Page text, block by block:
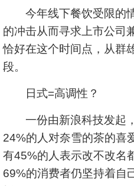
今年线下餐饮受限的情
的冲击从而寻求上市公司
恰好在这个时间点，从群
段。
日式=高调性？
一份由新浪科技发起，
24%的人对奈雪的茶的喜
有45%的人表示改不改名
69%的消费者仍坚持着自